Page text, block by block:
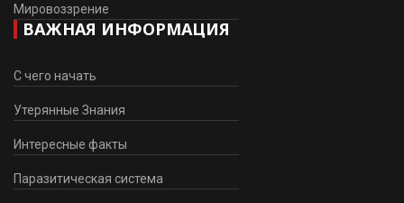
Мировоззрение
ВАЖНАЯ ИНФОРМАЦИЯ
С чего начать
Утерянные Знания
Интересные факты
Паразитическая система